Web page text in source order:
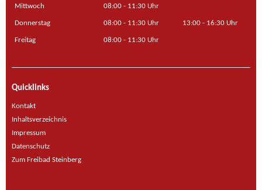
Mittwoch 08:00 - 11:30 Uhr
Donnerstag 08:00 - 11:30 Uhr 13:00 - 16:30 Uhr
Freitag 08:00 - 11:30 Uhr
Quicklinks
Kontakt
Inhaltsverzeichnis
Impressum
Datenschutz
Zum Freibad Steinberg